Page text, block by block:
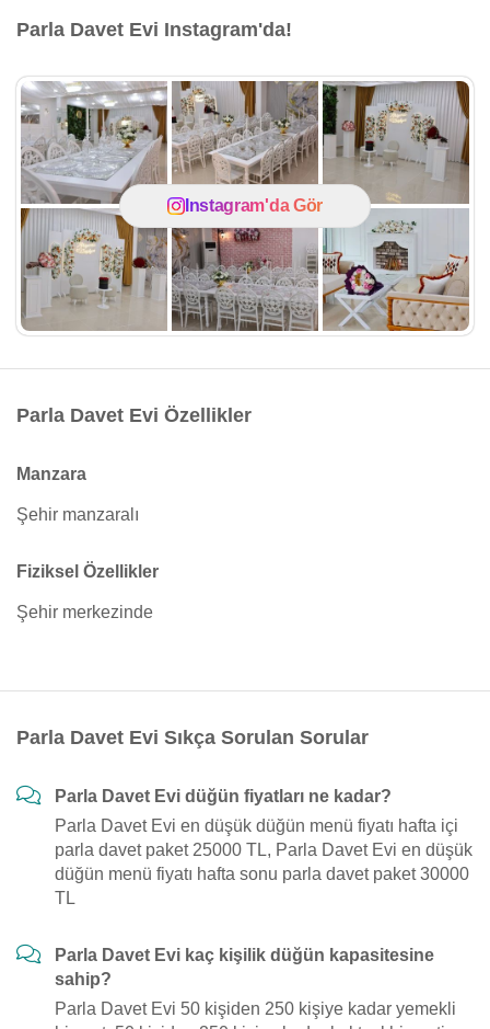
Parla Davet Evi Instagram'da!
Instagram'da Gör
Parla Davet Evi Özellikler
Manzara
Şehir manzaralı
Fiziksel Özellikler
Şehir merkezinde
Parla Davet Evi Sıkça Sorulan Sorular
Parla Davet Evi düğün fiyatları ne kadar?
Parla Davet Evi en düşük düğün menü fiyatı hafta içi
parla davet paket 25000 TL, Parla Davet Evi en düşük
düğün menü fiyatı hafta sonu parla davet paket 30000
TL
Parla Davet Evi kaç kişilik düğün kapasitesine
sahip?
Parla Davet Evi 50 kişiden 250 kişiye kadar yemekli